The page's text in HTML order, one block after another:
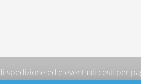
spedizione ed e eventuali costi per